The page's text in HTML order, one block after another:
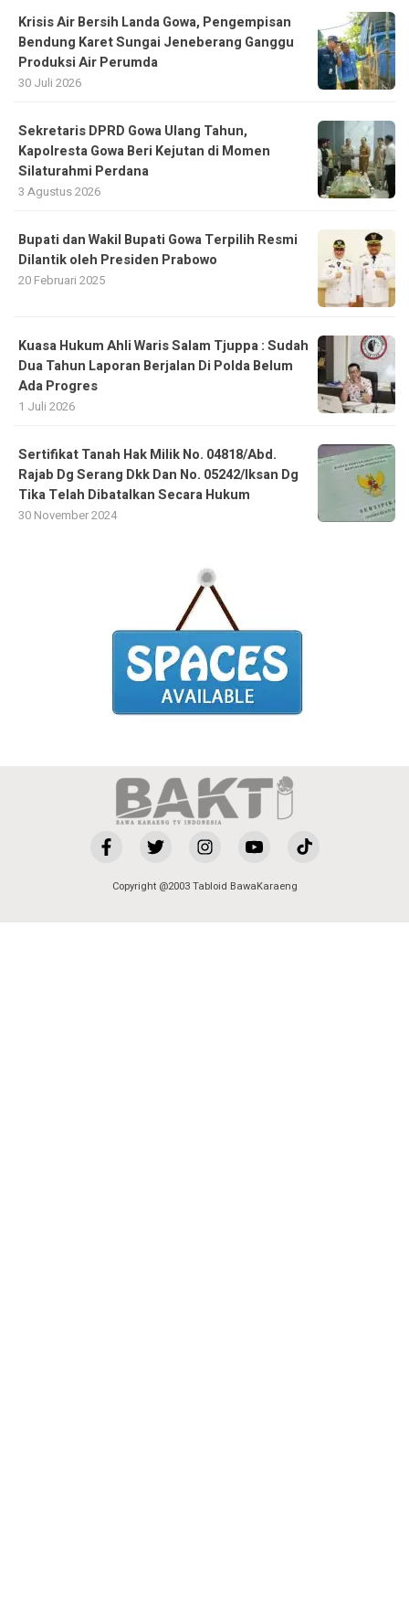
Krisis Air Bersih Landa Gowa, Pengempisan
Bendung Karet Sungai Jeneberang Ganggu
Produksi Air Perumda
30 Juli 2026
Sekretaris DPRD Gowa Ulang Tahun,
Kapolresta Gowa Beri Kejutan di Momen
Silaturahmi Perdana
3 Agustus 2026
Bupati dan Wakil Bupati Gowa Terpilih Resmi
Dilantik oleh Presiden Prabowo
20 Februari 2025
Kuasa Hukum Ahli Waris Salam Tjuppa : Sudah
Dua Tahun Laporan Berjalan Di Polda Belum
Ada Progres
1 Juli 2026
Sertifikat Tanah Hak Milik No. 04818/Abd.
Rajab Dg Serang Dkk Dan No. 05242/Iksan Dg
Tika Telah Dibatalkan Secara Hukum
30 November 2024
Copyright @2003 Tabloid BawaKaraeng